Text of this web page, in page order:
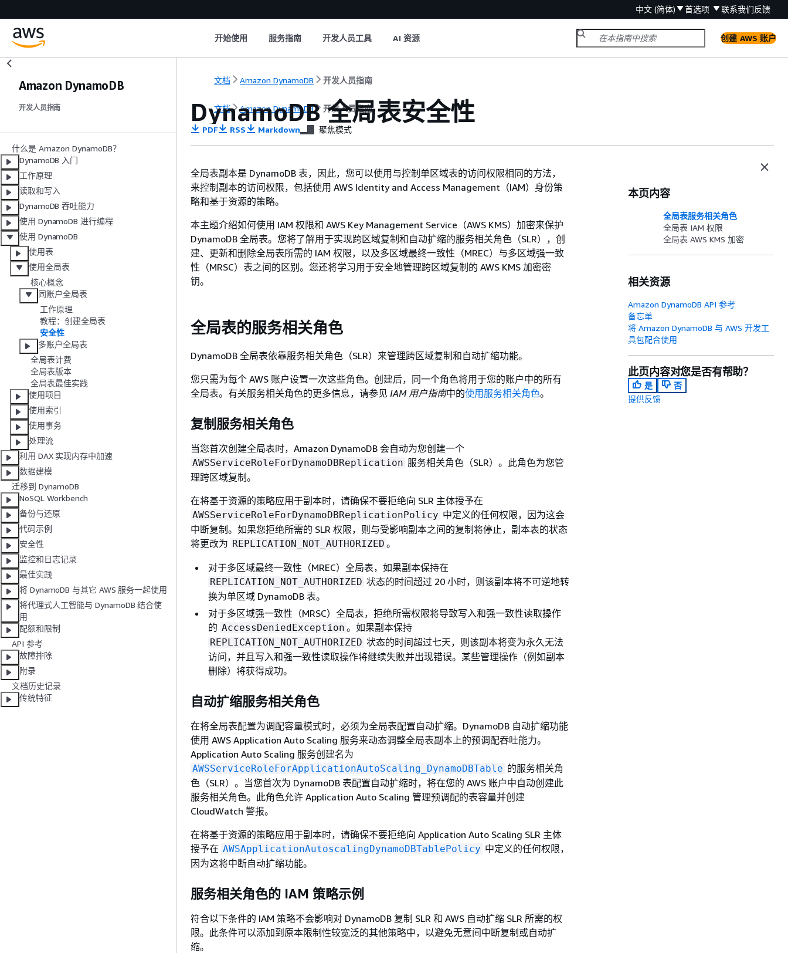
中文 (简体) 首选项 联系我们反馈
开始使用 服务指南 开发人员工具 AI 资源 创建 AWS 账户
Amazon DynamoDB
开发人员指南
什么是 Amazon DynamoDB？
DynamoDB 入门
工作原理
读取和写入
DynamoDB 吞吐能力
使用 DynamoDB 进行编程
使用 DynamoDB
使用表
使用全局表
核心概念
同账户全局表
工作原理
教程：创建全局表
安全性
多账户全局表
全局表计费
全局表版本
全局表最佳实践
使用项目
使用索引
使用事务
处理流
利用 DAX 实现内存中加速
数据建模
迁移到 DynamoDB
NoSQL Workbench
备份与还原
代码示例
安全性
监控和日志记录
最佳实践
将 DynamoDB 与其它 AWS 服务一起使用
将代理式人工智能与 DynamoDB 结合使
用
配额和限制
API 参考
故障排除
附录
文档历史记录
传统特征
文档 Amazon DynamoDB 开发人员指南
文档 Amazon DynamoDB 开发人员指南
DynamoDB 全局表安全性
PDF RSS Markdown 聚焦模式
全局表副本是 DynamoDB 表，因此，您可以使用与控制单区域表的访问权限相同的方法，
来控制副本的访问权限，包括使用 AWS Identity and Access Management（IAM）身份策
略和基于资源的策略。
本主题介绍如何使用 IAM 权限和 AWS Key Management Service（AWS KMS）加密来保护
DynamoDB 全局表。您将了解用于实现跨区域复制和自动扩缩的服务相关角色（SLR），创
建、更新和删除全局表所需的 IAM 权限，以及多区域最终一致性（MREC）与多区域强一致
性（MRSC）表之间的区别。您还将学习用于安全地管理跨区域复制的 AWS KMS 加密密
钥。
全局表的服务相关角色
DynamoDB 全局表依靠服务相关角色（SLR）来管理跨区域复制和自动扩缩功能。
您只需为每个 AWS 账户设置一次这些角色。创建后，同一个角色将用于您的账户中的所有
全局表。有关服务相关角色的更多信息，请参见 IAM 用户指南中的使用服务相关角色。
复制服务相关角色
当您首次创建全局表时，Amazon DynamoDB 会自动为您创建一个
AWSServiceRoleForDynamoDBReplication 服务相关角色（SLR）。此角色为您管
理跨区域复制。
在将基于资源的策略应用于副本时，请确保不要拒绝向 SLR 主体授予在
AWSServiceRoleForDynamoDBReplicationPolicy 中定义的任何权限，因为这会
中断复制。如果您拒绝所需的 SLR 权限，则与受影响副本之间的复制将停止，副本表的状态
将更改为 REPLICATION_NOT_AUTHORIZED 。
对于多区域最终一致性（MREC）全局表，如果副本保持在
REPLICATION_NOT_AUTHORIZED 状态的时间超过 20 小时，则该副本将不可逆地转
换为单区域 DynamoDB 表。
对于多区域强一致性（MRSC）全局表，拒绝所需权限将导致写入和强一致性读取操作
的 AccessDeniedException 。如果副本保持
REPLICATION_NOT_AUTHORIZED 状态的时间超过七天，则该副本将变为永久无法
访问，并且写入和强一致性读取操作将继续失败并出现错误。某些管理操作（例如副本
删除）将获得成功。
自动扩缩服务相关角色
在将全局表配置为调配容量模式时，必须为全局表配置自动扩缩。DynamoDB 自动扩缩功能
使用 AWS Application Auto Scaling 服务来动态调整全局表副本上的预调配吞吐能力。
Application Auto Scaling 服务创建名为
AWSServiceRoleForApplicationAutoScaling_DynamoDBTable 的服务相关角
色（SLR）。当您首次为 DynamoDB 表配置自动扩缩时，将在您的 AWS 账户中自动创建此
服务相关角色。此角色允许 Application Auto Scaling 管理预调配的表容量并创建
CloudWatch 警报。
在将基于资源的策略应用于副本时，请确保不要拒绝向 Application Auto Scaling SLR 主体
授予在 AWSApplicationAutoscalingDynamoDBTablePolicy 中定义的任何权限，
因为这将中断自动扩缩功能。
服务相关角色的 IAM 策略示例
符合以下条件的 IAM 策略不会影响对 DynamoDB 复制 SLR 和 AWS 自动扩缩 SLR 所需的权
限。此条件可以添加到原本限制性较宽泛的其他策略中，以避免无意间中断复制或自动扩
缩。
本页内容
全局表服务相关角色
全局表 IAM 权限
全局表 AWS KMS 加密
相关资源
Amazon DynamoDB API 参考
备忘单
将 Amazon DynamoDB 与 AWS 开发工
具包配合使用
此页内容对您是否有帮助？
是
否
提供反馈